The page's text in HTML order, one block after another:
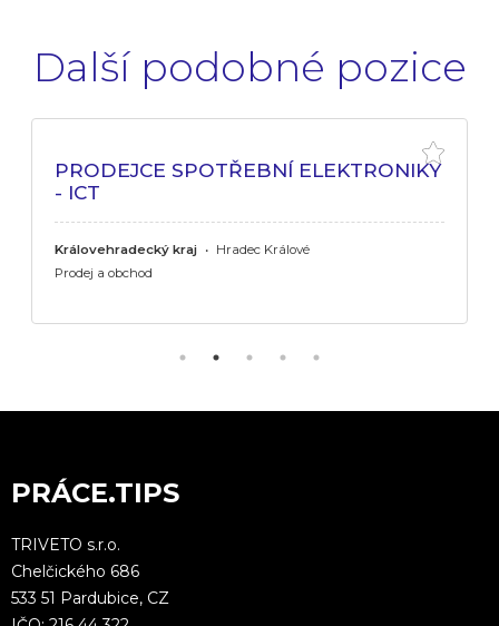
Další podobné pozice
PRODEJCE SPOTŘEBNÍ ELEKTRONIKY
- ICT
Královehradecký kraj • Hradec Králové
Prodej a obchod
PRÁCE.TIPS
TRIVETO s.r.o.
Chelčického 686
533 51 Pardubice, CZ